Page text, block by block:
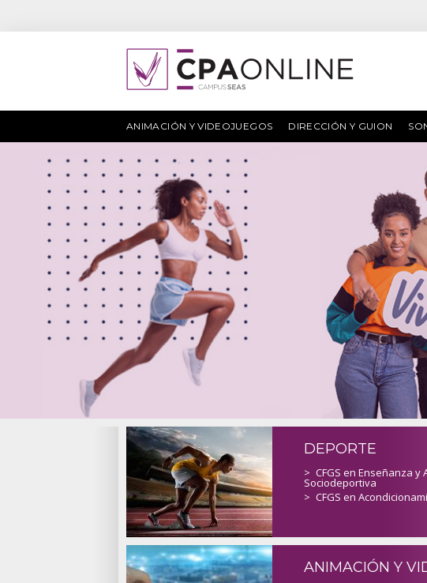
ANIMACIÓN Y VIDEOJUEGOS DIRECCIÓN Y GUION
DEPORTE
> CFGS en Enseñanza y
Sociodeportiva
> CFGS en
ANIMACIÓN Y